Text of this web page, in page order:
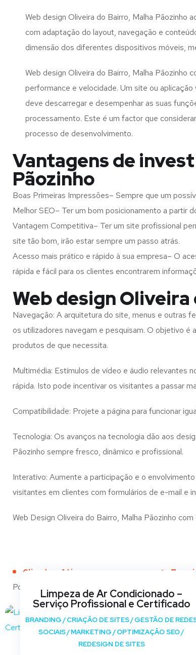
Web design Oliveira do Bairro, Malha Pãozinho
com adaptação do layout, navegação e
dimensão dos diferentes dispositivos móveis,
Web design Oliveira do Bairro, Malha Pãozinho
performance e velocidade. Um site ou
deve descarregar e desempenhar as suas
processamento. Este é um factor que
processo de desenvolvimento.
Vantagens de
Pãozinho
Boas Primeiras Impressões– Sempre que um
Melhor SEO– Ter um bom posicionamento a partir
Vantagem Competitiva– Ter um site profissional
site tão bom, irão estar sempre um passo atrás.
Acesso mais prático e rápido à sua empresa– O
rápida e fácil para os clientes encontrarem
Web design
Navegação: A arquitetura do site, menus e outras
os utilizadores navegam e pesquisam. O objetivo
produtos de que necessita.
Multimédia: Estímulos de vídeo e áudio relevantes
rápida. Isto pode incentivar os visitantes a passar
Compatibilidade: Projete a página para funcionar
Tecnologia: Os avanços na tecnologia dão aos
Pãozinho sempre fresco, dinâmico e profissional.
Interativo: Aumente a participação e o
visitantes em clientes com formulários de e-mail e
Web Design Oliveira do Bairro, Malha Pãozinho
Clientes Ativos
Portfólio
Limpeza de Ar Condicionado –
Serviço Profissional e Certificado
BRANDING/CRIAÇÃO DE SITES/GESTÃO DE
SOCIAIS/MARKETING/OPTIMIZAÇÃO SEO/
REDESIGN DE SITES